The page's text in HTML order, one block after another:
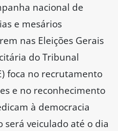
nacional de
e mesários
nas Eleições Gerais
do Tribunal
foca no recrutamento
e no reconhecimento
à democracia
veiculado até o dia